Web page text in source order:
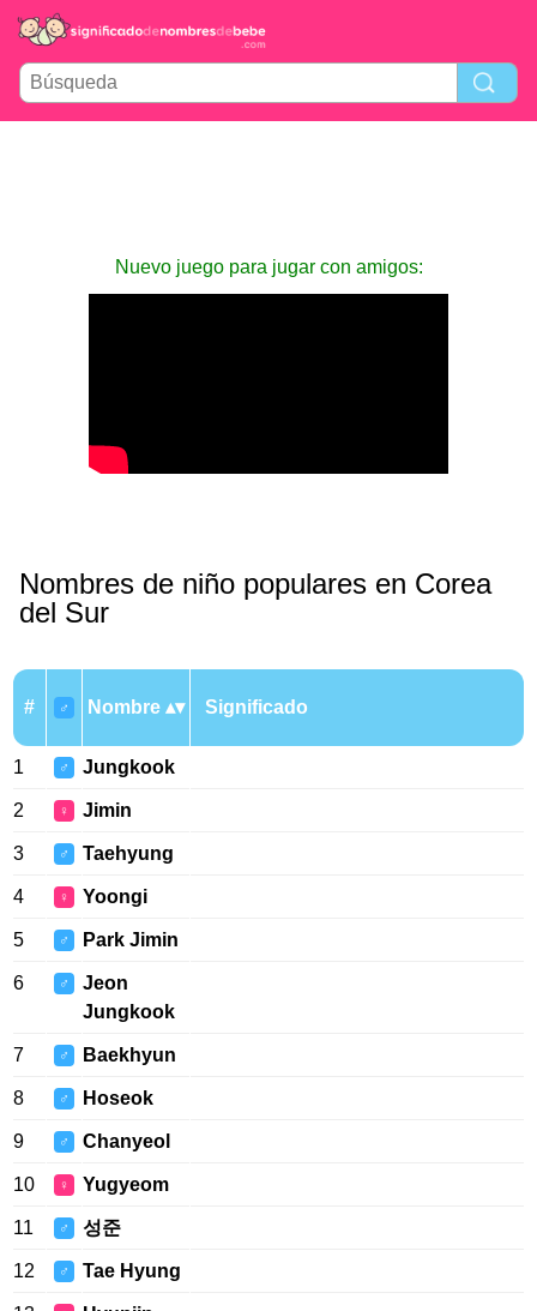
Nuevo juego para jugar con amigos:
Nombres de niño populares en Corea
del Sur
# ♂ Nombre Significado
1 ♂ Jungkook
2 ♀ Jimin
3 ♂ Taehyung
4 ♀ Yoongi
5 ♂ Park Jimin
6 ♂
Jeon
Jungkook
7 ♂ Baekhyun
8 ♂ Hoseok
9 ♂ Chanyeol
10 ♀ Yugyeom
11 ♂ 성준
12 ♂ Tae Hyung